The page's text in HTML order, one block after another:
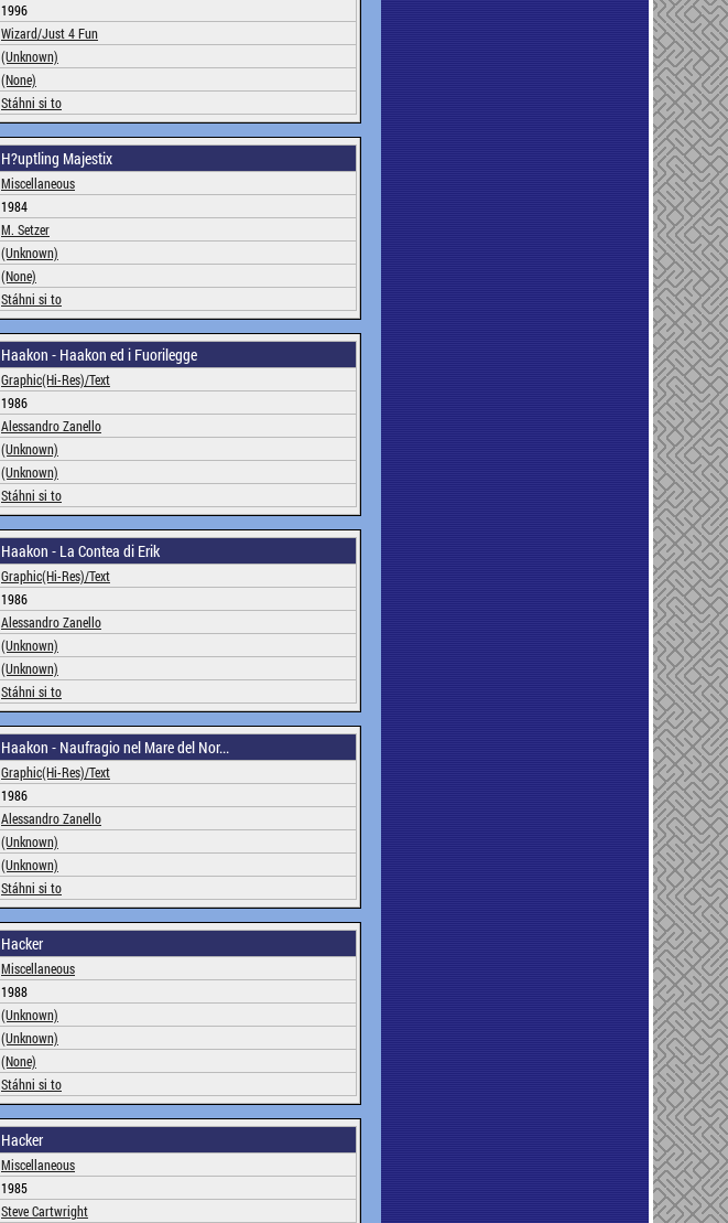
1996
Wizard/Just 4 Fun
(Unknown)
(None)
Stáhni si to
H?uptling Majestix
Miscellaneous
1984
M. Setzer
(Unknown)
(None)
Stáhni si to
Haakon - Haakon ed i Fuorilegge
Graphic(Hi-Res)/Text
1986
Alessandro Zanello
(Unknown)
(Unknown)
Stáhni si to
Haakon - La Contea di Erik
Graphic(Hi-Res)/Text
1986
Alessandro Zanello
(Unknown)
(Unknown)
Stáhni si to
Haakon - Naufragio nel Mare del Nor...
Graphic(Hi-Res)/Text
1986
Alessandro Zanello
(Unknown)
(Unknown)
Stáhni si to
Hacker
Miscellaneous
1988
(Unknown)
(Unknown)
(None)
Stáhni si to
Hacker
Miscellaneous
1985
Steve Cartwright